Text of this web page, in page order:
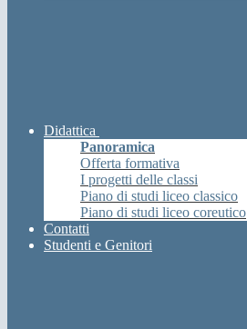
Didattica
Panoramica
Offerta formativa
I progetti delle classi
Piano di studi liceo classico
Piano di studi liceo coreutico
Contatti
Studenti e Genitori